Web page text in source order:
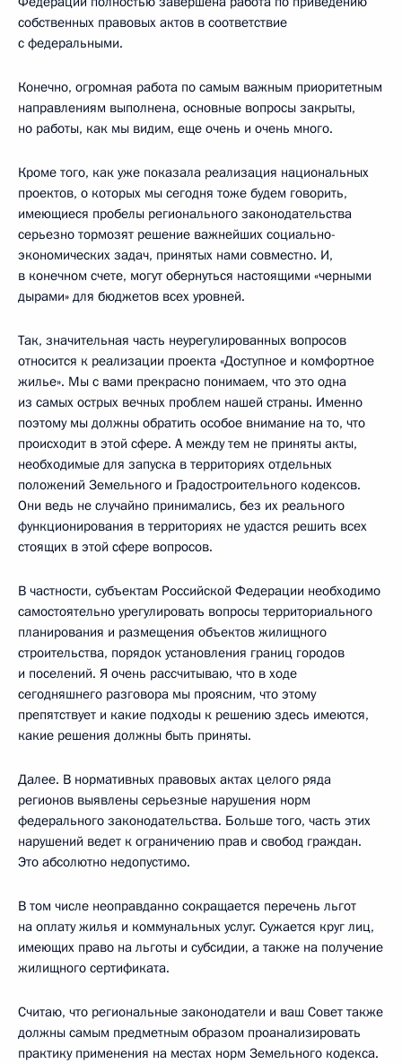
собственных правовых актов в соответствие
с федеральными.
Конечно, огромная работа по самым важным приоритетным
направлениям выполнена, основные вопросы закрыты,
но работы, как мы видим, еще очень и очень много.
Кроме того, как уже показала реализация национальных
проектов, о которых мы сегодня тоже будем говорить,
имеющиеся пробелы регионального законодательства
серьезно тормозят решение важнейших социально-
экономических задач, принятых нами совместно. И,
в конечном счете, могут обернуться настоящими «черными
дырами» для бюджетов всех уровней.
Так, значительная часть неурегулированных вопросов
относится к реализации проекта «Доступное и комфортное
жилье». Мы с вами прекрасно понимаем, что это одна
из самых острых вечных проблем нашей страны. Именно
поэтому мы должны обратить особое внимание на то, что
происходит в этой сфере. А между тем не приняты акты,
необходимые для запуска в территориях отдельных
положений Земельного и Градостроительного кодексов.
Они ведь не случайно принимались, без их реального
функционирования в территориях не удастся решить всех
стоящих в этой сфере вопросов.
В частности, субъектам Российской Федерации необходимо
самостоятельно урегулировать вопросы территориального
планирования и размещения объектов жилищного
строительства, порядок установления границ городов
и поселений. Я очень рассчитываю, что в ходе
сегодняшнего разговора мы проясним, что этому
препятствует и какие подходы к решению здесь имеются,
какие решения должны быть приняты.
Далее. В нормативных правовых актах целого ряда
регионов выявлены серьезные нарушения норм
федерального законодательства. Больше того, часть этих
нарушений ведет к ограничению прав и свобод граждан.
Это абсолютно недопустимо.
В том числе неоправданно сокращается перечень льгот
на оплату жилья и коммунальных услуг. Сужается круг лиц,
имеющих право на льготы и субсидии, а также на получение
жилищного сертификата.
Считаю, что региональные законодатели и ваш Совет также
должны самым предметным образом проанализировать
практику применения на местах норм Земельного кодекса.